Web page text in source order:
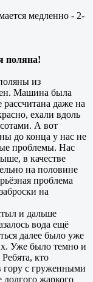
медленно - 2-
поляна!
из
Машина была
даже на
ехали вдоль
А вот
до конца у нас не
проблемы. Нас
в качестве
на половине
проблема
на
и дальше
вода ещё
далее было уже
Уже было темно и
кто
гору с груженными
жаркого